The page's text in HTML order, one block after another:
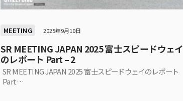
MEETING 2025年9月10日
SR MEETING JAPAN 2025 富士スピードウェイ
のレポート Part – 2
SR MEETING JAPAN 2025 富士スピードウェイのレポート
Part…